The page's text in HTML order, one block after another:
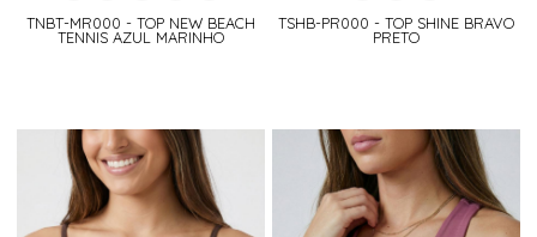
TNBT-MR000 - TOP NEW BEACH
TENNIS AZUL MARINHO
TSHB-PR000 - TOP SHINE BRAVO
PRETO